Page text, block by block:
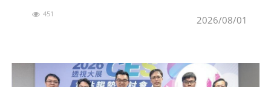
為KSCM理事須永尚、新竹縣政府秘書長李安妤、工研
2026/08/01
451